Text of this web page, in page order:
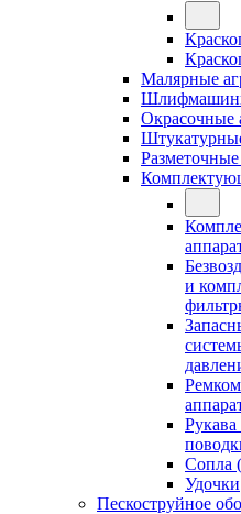
Малярные
Шлифмашины
Окрасочные
и
Сопла
Удочки
Пескоструйное